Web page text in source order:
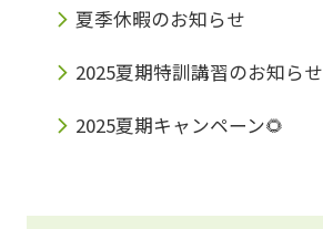
夏季休暇のお知らせ
2025夏期特訓講習のお知らせ
2025夏期キャンペーン🌻